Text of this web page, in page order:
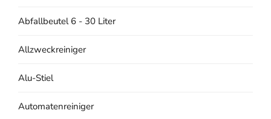
Abfallbeutel 6 - 30 Liter
Allzweckreiniger
Alu-Stiel
Automatenreiniger